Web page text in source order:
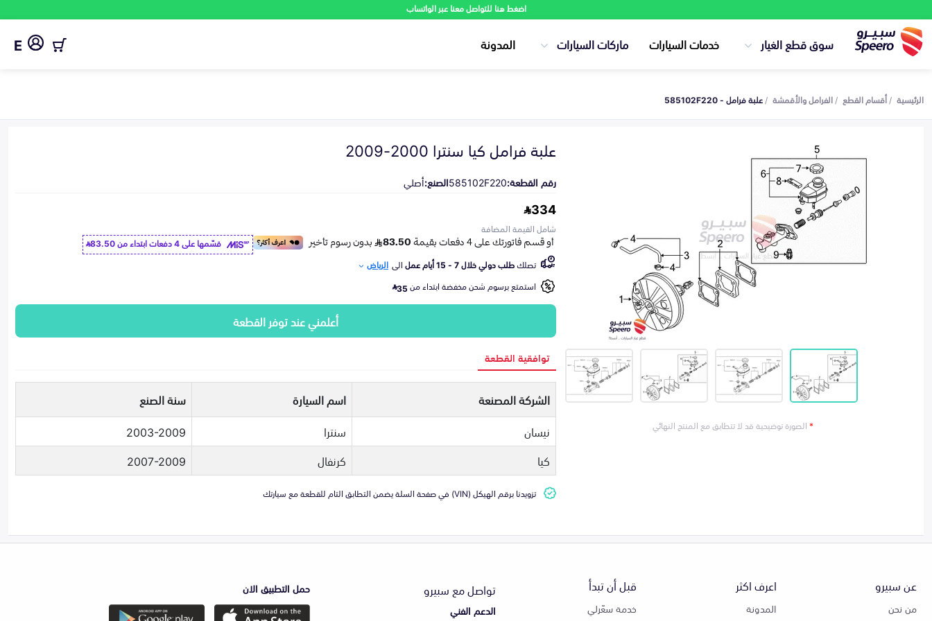
اضغط هنا للتواصل معنا عبر الواتساب
سوق قطع الغيار خدمات السيارات ماركات السيارات المدونة E
الرئيسية أقسام القطع الفرامل والأقمشة علبة فرامل - 585102F220
*الصورة توضيحية قد لا تتطابق مع المنتج النهائي
علبة فرامل كيا سنترا 2000-2009
رقم القطعة:585102F220الصنع:أصلي
334
شامل القيمة المضافة
قسّمها على 4 دفعات ابتداء من
83.50
تصلكطلب دولي خلال 7 - 15 أيام عمل الى الرياض
استمتع برسوم شحن مخفضة ابتداء من35
أعلمني عند توفر القطعة
توافقية القطعة
الشركة المصنعة اسم السيارة
سنة الصنع
نيسان
سنترا
2003-2009
كيا
كرنفال 2007-2009
تزويدنا برقم الهيكل (VIN) في صفحة السلة يضمن التطابق التام للقطعة مع سيارتك
عن سبيرو
من نحن
اعرف اكثر
المدونة
قبل أن تبدأ
خدمة سعّرلي
تواصل مع سبيرو
الدعم الفني
حمل التطبيق الان